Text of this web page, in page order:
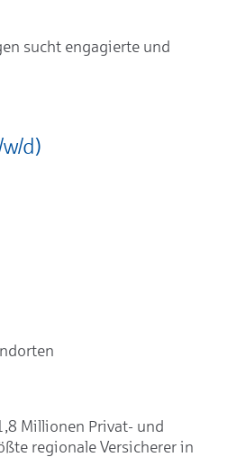
sucht engagierte und
d)
Millionen Privat- und
regionale Versicherer in